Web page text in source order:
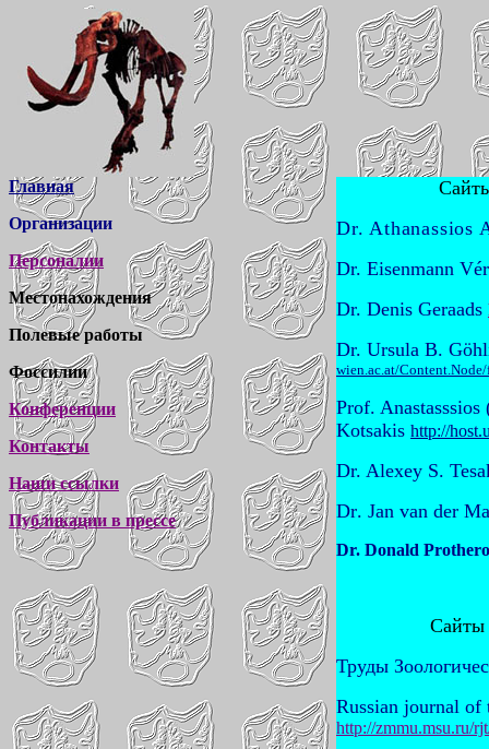
Главная
Организации
Персоналии
Местонахождения
Полевые работы
Фоссилии
Конференции
Контакты
Наши ссылки
Публикации в прессе
Dr.Athanassios
Dr. Eisenmann
Dr. Denis Geraads
Dr. Ursula B.
wien.ac.at/
Prof. Anastasssios
Kotsakis http://
Dr. Alexey S.
Dr. Jan van der
Dr. Donald Prothero
Сайты
Труды
Russian journal of
http://zmmu.msu.ru/